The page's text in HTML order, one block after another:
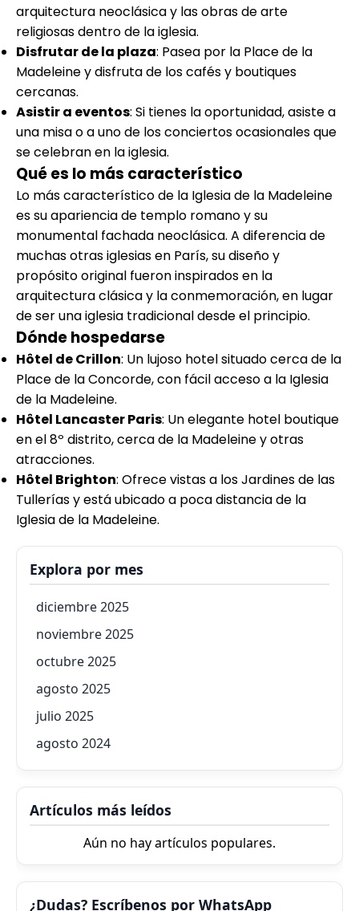
arquitectura neoclásica y las obras de arte
religiosas dentro de la iglesia.
Disfrutar de la plaza: Pasea por la Place de la
Madeleine y disfruta de los cafés y boutiques
cercanas.
Asistir a eventos: Si tienes la oportunidad, asiste a
una misa o a uno de los conciertos ocasionales que
se celebran en la iglesia.
Qué es lo más característico
Lo más característico de la Iglesia de la Madeleine
es su apariencia de templo romano y su
monumental fachada neoclásica. A diferencia de
muchas otras iglesias en París, su diseño y
propósito original fueron inspirados en la
arquitectura clásica y la conmemoración, en lugar
de ser una iglesia tradicional desde el principio.
Dónde hospedarse
Hôtel de Crillon: Un lujoso hotel situado cerca de la
Place de la Concorde, con fácil acceso a la Iglesia
de la Madeleine.
Hôtel Lancaster Paris: Un elegante hotel boutique
en el 8º distrito, cerca de la Madeleine y otras
atracciones.
Hôtel Brighton: Ofrece vistas a los Jardines de las
Tullerías y está ubicado a poca distancia de la
Iglesia de la Madeleine.
Explora por mes
diciembre 2025
noviembre 2025
octubre 2025
agosto 2025
julio 2025
agosto 2024
Artículos más leídos
Aún no hay artículos populares.
¿Dudas? Escríbenos por WhatsApp